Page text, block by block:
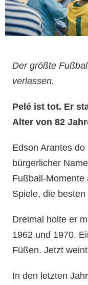
Der größte
verlassen.
Pelé ist tot. Er
Alter von 82
Edson Arantes
bürgerlicher
Fußball-Momente
Spiele, die
Dreimal holte er
1962 und 1970.
Füßen. Jetzt
In den letzten